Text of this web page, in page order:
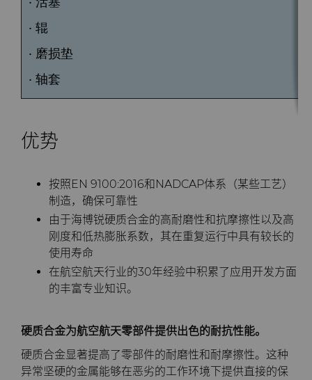
RTP粉末
旋转切刀
锯片刀头和坯料
电子封装连接工具
发动机和变速箱
通用耐磨解决方案
医疗
更多拉丝模坯料
硬质合金模芯烧结坯料和精磨坯
料
Compax™ PCD拉丝模坯料
DuraNib™ 硬质合金模芯
Versimax™
• 辊
• 磨损垫
• 轴套
优势
按照EN 9100:2016和NADCAP体系（某些工艺）
制造，确保可靠性
由于海博锐硬质合金的高耐磨性和抗摩擦性以及高
刚度和低热膨胀系数，其在重复运行中具有较长的
使用寿命
在航空航天行业的30年经验中积累了应用开发方面
的丰富专业知识。
硬质合金为航空航天零部件提供出色的耐抗性能。
硬质合金显著提高了零部件的耐磨性和耐摩擦性。这种
异常坚硬的金属能够在恶劣的工作环境下提供直接的保